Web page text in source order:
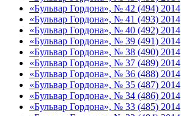
«Бульвар Гордона», № 42 (494)
«Бульвар Гордона», № 41 (493)
«Бульвар Гордона», № 40 (492)
«Бульвар Гордона», № 39 (491)
«Бульвар Гордона», № 38 (490)
«Бульвар Гордона», № 37 (489)
«Бульвар Гордона», № 36 (488)
«Бульвар Гордона», № 35 (487)
«Бульвар Гордона», № 34 (486)
«Бульвар Гордона», № 33 (485)